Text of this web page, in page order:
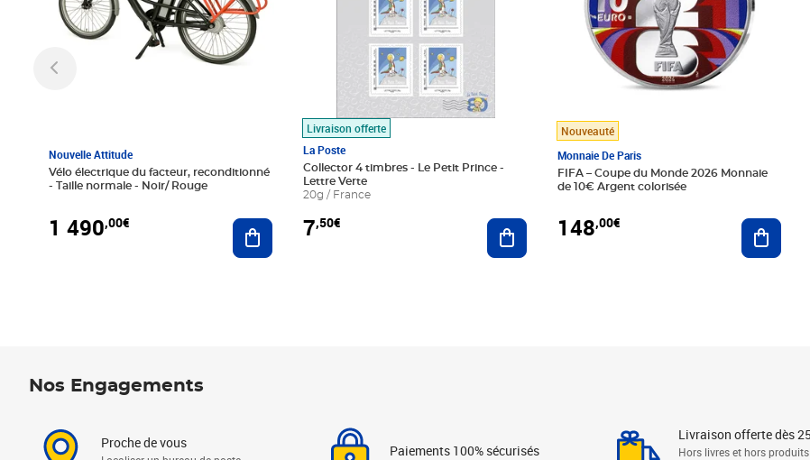
Nouvelle Attitude
Vélo électrique du facteur, reconditionné
- Taille normale - Noir/ Rouge
1 490,00€ Ajouter au panier
Livraison offerte
La Poste
Collector 4 timbres - Le Petit Prince -
Lettre Verte
20g / France
7,50€ Ajouter au panier
Nouveauté
Monnaie De Paris
FIFA – Coupe du Monde 2026 Monnaie
de 10€ Argent colorisée
148,00€
Nos Engagements
Proche de vous Paiements 100% sécurisés
Livraison offerte dès
Hors livres et hors produits